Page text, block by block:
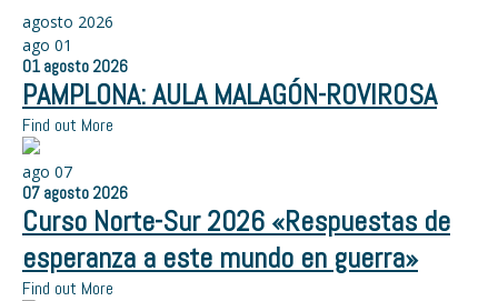
agosto 2026
ago 01
01 agosto 2026
PAMPLONA: AULA MALAGÓN-ROVIROSA
Find out More
ago 07
07 agosto 2026
Curso Norte-Sur 2026 «Respuestas de
esperanza a este mundo en guerra»
Find out More